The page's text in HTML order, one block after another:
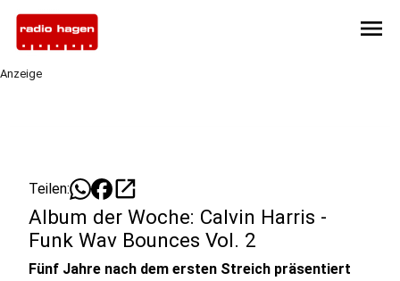
menu
Anzeige
Teilen: open_in_new
Album der Woche: Calvin Harris -
Funk Wav Bounces Vol. 2
Fünf Jahre nach dem ersten Streich präsentiert